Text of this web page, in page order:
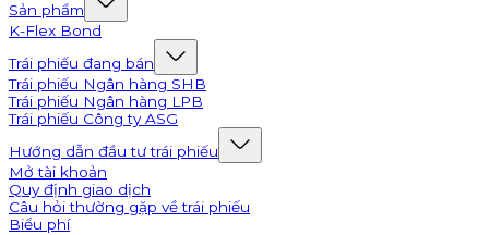
Sản phẩm
K-Flex Bond
Trái phiếu đang bán
Trái phiếu Ngân hàng SHB
Trái phiếu Ngân hàng LPB
Trái phiếu Công ty ASG
Hướng dẫn đầu tư trái phiếu
Mở tài khoản
Quy định giao dịch
Câu hỏi thường gặp về trái phiếu
Biểu phí